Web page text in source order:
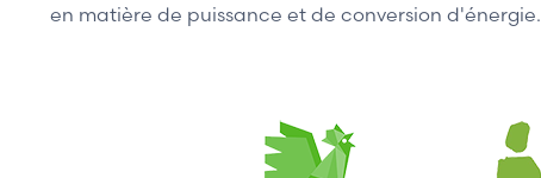
en matière de puissance et de conversion d'énergie.